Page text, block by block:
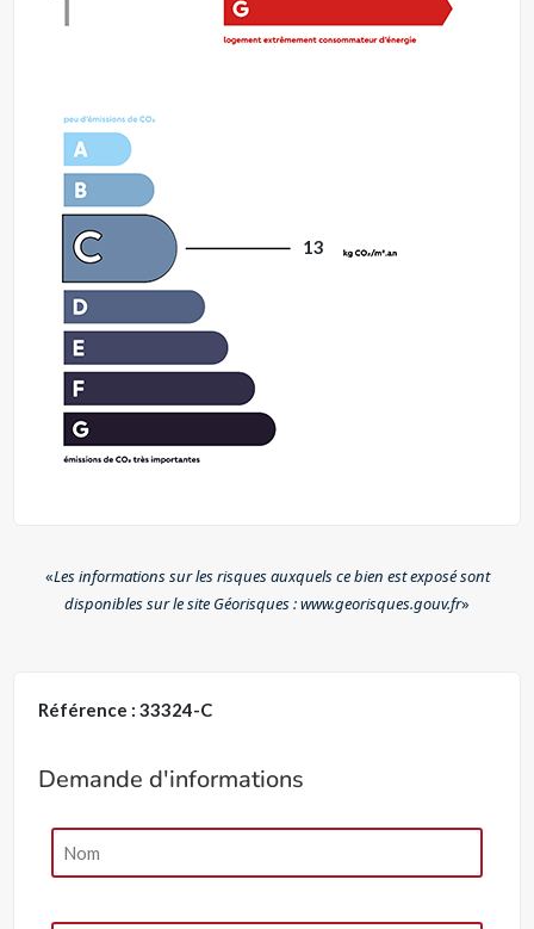
13
«Les informations sur les risques auxquels ce bien est exposé sont
disponibles sur le site Géorisques : www.georisques.gouv.fr»
Référence : 33324-C
Demande d'informations